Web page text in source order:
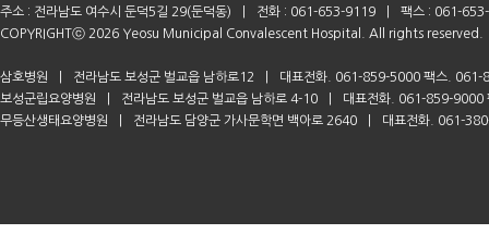
주소 : 전라남도 여수시 둔덕5길 29(둔덕동)
전화 : 061-653-9119
팩스 : 061-
COPYRIGHTⓒ 2026 Yeosu Municipal Convalescent Hospital. All rights reserved.
삼호병원 전라남도 보성군 벌교읍 남하로12
대표전화. 061-859-5000 팩스. 061-
보성군립요양병원
전라남도 보성군 벌교읍 남하로 4-10
대표전화. 061-859-
무등산생태요양병원
전라남도 담양군 가사문학면 백아로 2640 대표전화. 061-